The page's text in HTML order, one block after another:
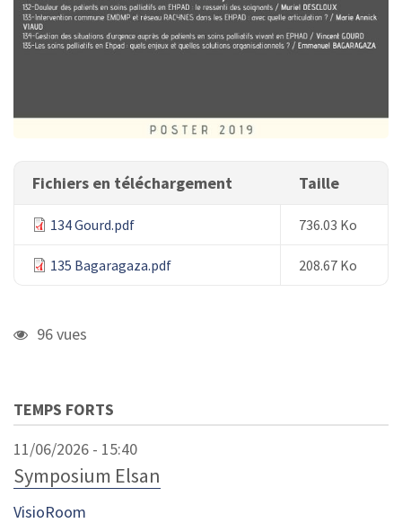
Fichiers en téléchargement Taille
134 Gourd.pdf 736.03 Ko
135 Bagaragaza.pdf 208.67 Ko
96 vues
TEMPS FORTS
11/06/2026 - 15:40
Symposium Elsan
VisioRoom